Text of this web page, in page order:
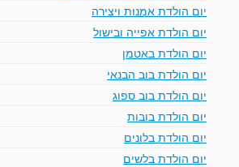
יום הולדת אמנות ויצירה
יום הולדת אפייה ובישול
יום הולדת באטמן
יום הולדת בוב הבנאי
יום הולדת בוב ספוג
יום הולדת בובות
יום הולדת בלונים
יום הולדת בלשים